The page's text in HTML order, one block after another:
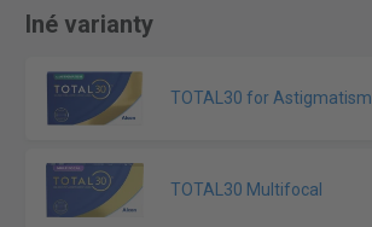
Iné varianty
TOTAL30 for Astigmatism
TOTAL30 Multifocal